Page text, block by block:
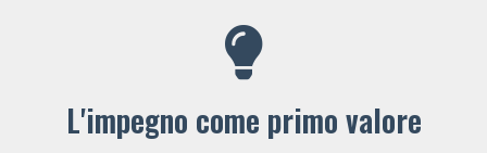
L'impegno come primo valore